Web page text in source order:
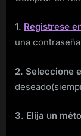
1. Registrese
una
2. Seleccione
3. Elija un